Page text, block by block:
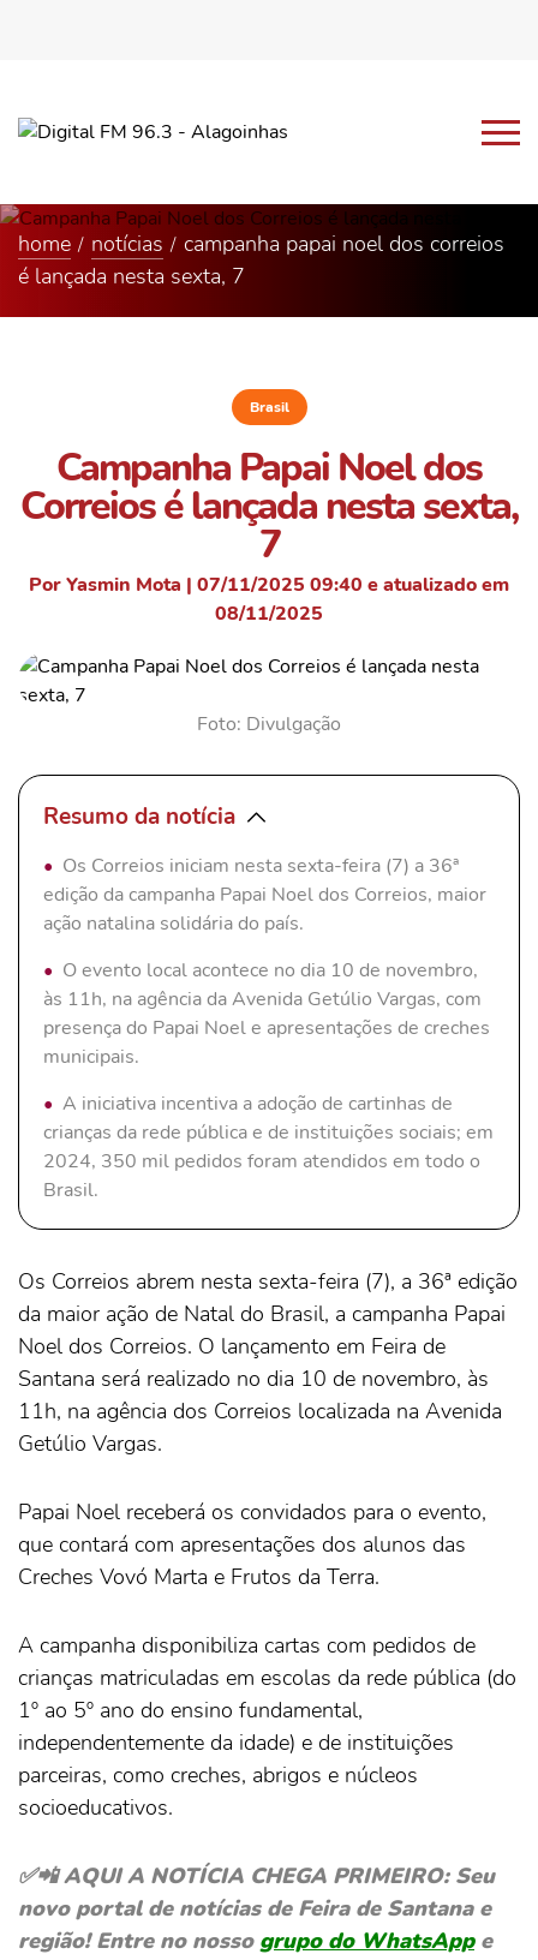
home notícias
campanha papai noel dos correios
é lançada nesta sexta, 7
Brasil
Campanha Papai Noel dos
Correios é lançada nesta sexta,
7
Por Yasmin Mota | 07/11/2025 09:40 e atualizado em
08/11/2025
Foto: Divulgação
Resumo da notícia
Os Correios iniciam nesta sexta-feira (7) a 36ª
edição da campanha Papai Noel dos Correios, maior
ação natalina solidária do país.
O evento local acontece no dia 10 de novembro,
às 11h, na agência da Avenida Getúlio Vargas, com
presença do Papai Noel e apresentações de creches
municipais.
A iniciativa incentiva a adoção de cartinhas de
crianças da rede pública e de instituições sociais; em
2024, 350 mil pedidos foram atendidos em todo o
Brasil.
Os Correios abrem nesta sexta-feira (7), a 36ª edição
da maior ação de Natal do Brasil, a campanha Papai
Noel dos Correios. O lançamento em Feira de
Santana será realizado no dia 10 de novembro, às
11h, na agência dos Correios localizada na Avenida
Getúlio Vargas.
Papai Noel receberá os convidados para o evento,
que contará com apresentações dos alunos das
Creches Vovó Marta e Frutos da Terra.
A campanha disponibiliza cartas com pedidos de
crianças matriculadas em escolas da rede pública (do
1º ao 5º ano do ensino fundamental,
independentemente da idade) e de instituições
parceiras, como creches, abrigos e núcleos
socioeducativos.
✅📲 AQUI A NOTÍCIA CHEGA PRIMEIRO: Seu
novo portal de notícias de Feira de Santana e
região! Entre no nosso grupo do WhatsAppe